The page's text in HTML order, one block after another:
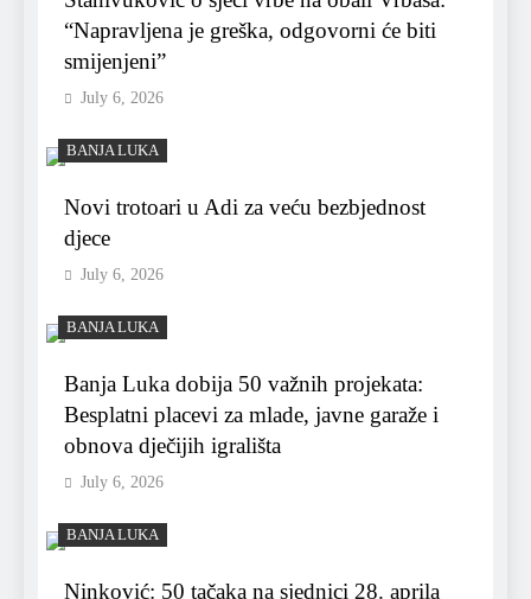
“Napravljena je greška, odgovorni će biti
smijenjeni”
July 6, 2026
BANJA LUKA
Novi trotoari u Adi za veću bezbjednost
djece
July 6, 2026
BANJA LUKA
Banja Luka dobija 50 važnih projekata:
Besplatni placevi za mlade, javne garaže i
obnova dječijih igrališta
July 6, 2026
BANJA LUKA
Ninković: 50 tačaka na sjednici 28. aprila